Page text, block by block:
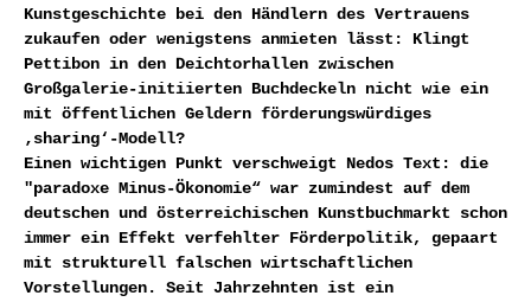
Kunstgeschichte bei den Händlern des Vertrauens
zukaufen oder wenigstens anmieten lässt: Klingt
Pettibon in den Deichtorhallen zwischen
Großgalerie-initiierten Buchdeckeln nicht wie ein
mit öffentlichen Geldern förderungswürdiges
‚sharing‘-Modell?
Einen wichtigen Punkt verschweigt Nedos Text: die
"paradoxe Minus-Ökonomie“ war zumindest auf dem
deutschen und österreichischen Kunstbuchmarkt schon
immer ein Effekt verfehlter Förderpolitik, gepaart
mit strukturell falschen wirtschaftlichen
Vorstellungen. Seit Jahrzehnten ist ein